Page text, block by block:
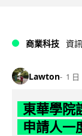
商業科技 資
Lawton 1 日
東華學院
申請人一